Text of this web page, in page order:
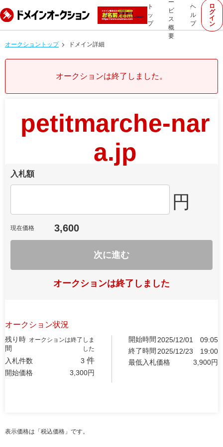
ト
ッ
プ
ー
ビ
ス
概
要
ヘ
ル
プ
ロ
グ
イ
ン
オークショントップ ドメイン詳細
オークションは終了しました。
petitmarche-nar
a.jp
入札額
円
現在価格 3,600
次に進む
オークションは終了しました
オークション状況
残り時
間
オークションは終了しま
した
入札件数 3 件
開始価格 3,300円
開始時間 2025/12/01
09:05
終了時間 2025/12/23
19:00
最低入札価格
3,900円
表示価格は「税込価格」です。